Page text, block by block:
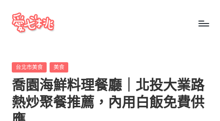
Skip
七
桃
玩
台
桃
玩
台
灣
把
Posted
台北市美食 美食
喬園海鮮料理餐廳｜北投大業路
熱炒聚餐推薦，內用白飯免費供